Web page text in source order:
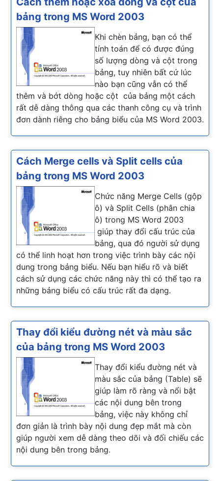
bảng trong MS Word 2003
Khi chèn bảng, bạn có thể
tính toán để có được đúng
số lượng dòng và cột trong
bảng, tuy nhiên bất cứ lúc
nào bạn cũng vẫn có thể
thêm và bớt dòng hoặc cột của bảng một cách
rất dễ dàng thông qua các thanh công cụ và trình
đơn dành riêng cho bảng biểu của MS Word 2003.
Cách Merge cells và Split cells của
bảng trong MS Word 2003
Chức năng Merge Cells (gộp
ô) và Split Cells (phân chia
ô) trong MS Word 2003
giúp thay đổi cấu trúc của
bảng, qua đó người sử dụng
có thể linh hoạt hơn trong việc trình bày các nội
dung trong bảng biểu. Nếu bạn hiểu rõ và biết
cách sử dụng các chức năng này thì có thể tạo ra
những bảng biểu có cấu trúc rất đa dạng.
Thay đổi kiểu đường nét và màu sắc
của bảng trong MS Word 2003
Thay đổi kiểu đường nét và
màu sắc của bảng (Table) sẽ
giúp làm rõ ràng và nổi bật
các nội dung bên trong
bảng, việc này không chỉ
đơn giản là trình bày nội dung đẹp mắt mà còn
giúp người xem dễ dàng theo dõi và đối chiếu các
nội dung bên trong bảng.